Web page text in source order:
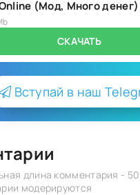
(Мод, Много денег)
СКАЧАТЬ
Вступай в наш
длина комментария - 50
модерируются